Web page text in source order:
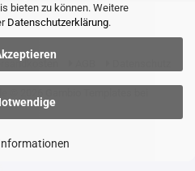
bieten zu können. Weitere
Datenschutzerklärung.